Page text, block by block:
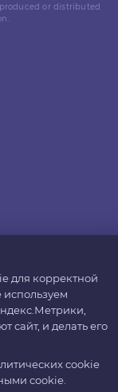
or distributed
для корректной
используем
сайт, и делать его
cookie
cookie.